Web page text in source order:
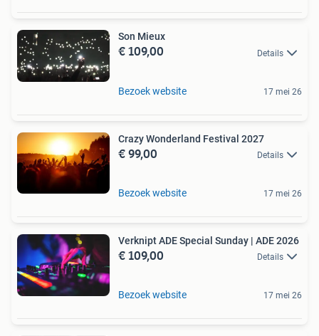
Son Mieux
€ 109,00 Details
Bezoek website 17 mei 26
Crazy Wonderland Festival 2027
€ 99,00 Details
Bezoek website 17 mei 26
Verknipt ADE Special Sunday | ADE 2026
€ 109,00 Details
Bezoek website 17 mei 26